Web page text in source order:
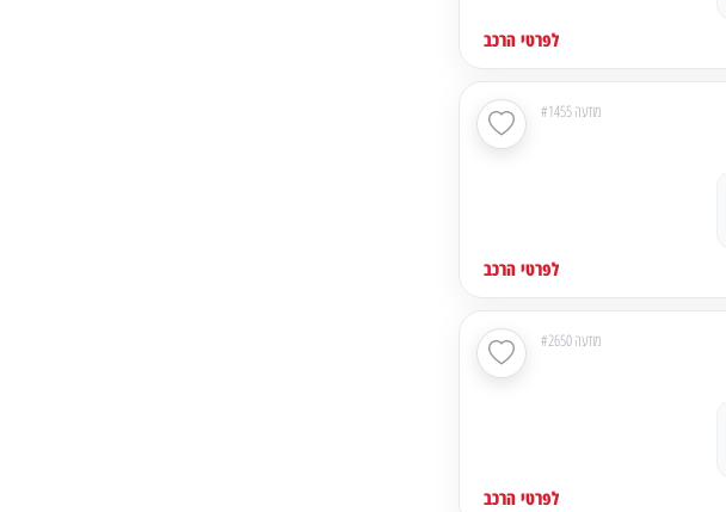
לפרטי הרכב
מודעה #1455
לפרטי הרכב
מודעה #2650
לפרטי הרכב